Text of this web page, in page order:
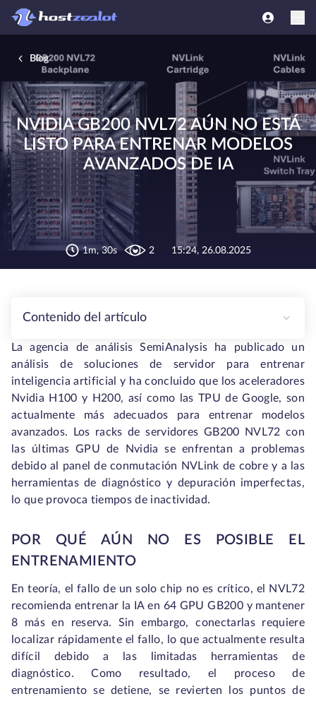
Blog
NVIDIA GB200 NVL72 AÚN NO ESTÁ
LISTO PARA ENTRENAR MODELOS
AVANZADOS DE IA
1m, 30s 2 15:24, 26.08.2025
Contenido del artículo
La agencia de análisis SemiAnalysis ha publicado un
análisis de soluciones de servidor para entrenar
inteligencia artificial y ha concluido que los aceleradores
Nvidia H100 y H200, así como las TPU de Google, son
actualmente más adecuados para entrenar modelos
avanzados. Los racks de servidores GB200 NVL72 con
las últimas GPU de Nvidia se enfrentan a problemas
debido al panel de conmutación NVLink de cobre y a las
herramientas de diagnóstico y depuración imperfectas,
lo que provoca tiempos de inactividad.
POR QUÉ AÚN NO ES POSIBLE EL
ENTRENAMIENTO
En teoría, el fallo de un solo chip no es crítico, el NVL72
recomienda entrenar la IA en 64 GPU GB200 y mantener
8 más en reserva. Sin embargo, conectarlas requiere
localizar rápidamente el fallo, lo que actualmente resulta
difícil debido a las limitadas herramientas de
diagnóstico. Como resultado, el proceso de
entrenamiento se detiene, se revierten los puntos de